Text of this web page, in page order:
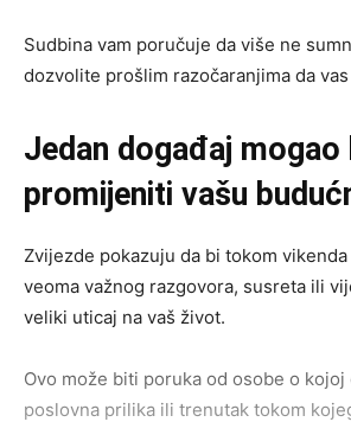
Sudbina vam poručuje da više ne
dozvolite prošlim razočaranjima da
Jedan događaj
promijeniti vašu
Zvijezde pokazuju da bi tokom
veoma važnog razgovora, susreta ili
veliki uticaj na vaš život.
Ovo može biti poruka od osobe o
poslovna prilika ili trenutak tokom